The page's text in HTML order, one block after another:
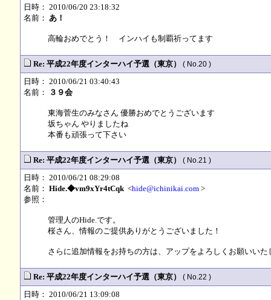
日時： 2010/06/20 23:18:32
名前： あ！
高輪おめでとう！ インハイも制覇祈ってます
Re: 平成22年度インターハイ予選（東京） ( No.20 )
日時： 2010/06/21 03:40:43
名前：
３９会
東海菅生のみなさん 優勝おめでとうございます
坂ちゃん やりましたね
本番も頑張って下さい
Re: 平成22年度インターハイ予選（東京） ( No.21 )
日時： 2010/06/21 08:29:08
名前： Hide.◆vm9xYr4tCqk<hide@ichinikai.com >
参照：
管理人のHide.です。
桜さん、情報のご提供ありがとうございました！
さらに追加情報をお持ちの方は、アップをよろしくお願いいた
Re: 平成22年度インターハイ予選（東京） ( No.22 )
日時： 2010/06/21 13:09:08